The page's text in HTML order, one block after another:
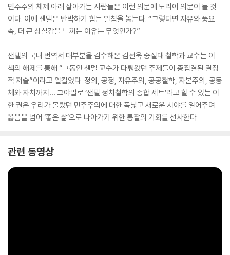
민주주의 체제 아래 살아가는 사람들은 이런 의문에 도리어 의문이 들 것
이다. 이에 샌델은 반박하기 힘든 일침을 놓는다. “그렇다면 자유와 풍요
속, 더 큰 상실감을 느끼는 이유는 무엇인가?”
샌델의 국내 번역서 대부분을 감수해온 김선욱 숭실대 철학과 교수는 이
책의 해제를 통해 “그동안 샌델 교수가 다뤄왔던 주제들이 총집결된 결정
적 저술”이라고 일컬었다. 정의, 공정, 자유주의, 공공철학, 자본주의, 공동
체와 자치까지… 그야말로 ‘샌델 정치철학의 종합 세트’라고 할 수 있는 이
한 권은 우리가 몰랐던 민주주의에 대한 폭넓고 새로운 시야를 열어주며
옳음을 넘어 ‘좋은 삶’으로 나아가기 위한 통찰의 기회를 선사한다.
관련 동영상